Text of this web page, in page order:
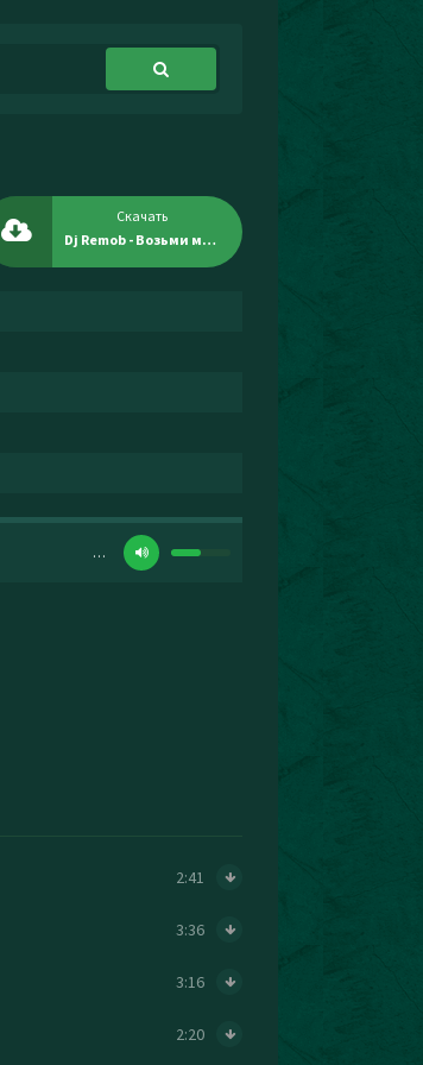
Скачать
Dj Remob - Возьми меня в свой плен
…
2:41
3:36
3:16
2:20